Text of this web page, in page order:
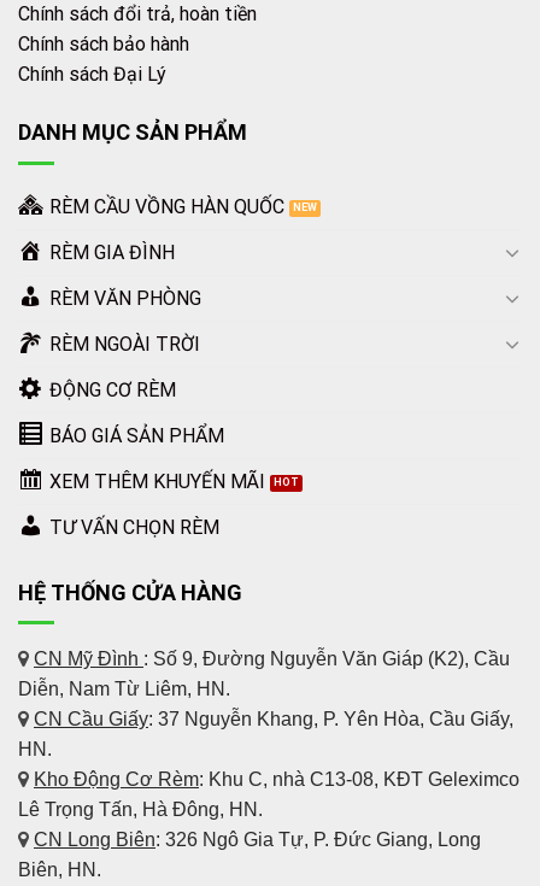
Chính sách đổi trả, hoàn tiền
Chính sách bảo hành
Chính sách Đại Lý
DANH MỤC SẢN PHẨM
RÈM CẦU VỒNG HÀN QUỐC
RÈM GIA ĐÌNH
RÈM VĂN PHÒNG
RÈM NGOÀI TRỜI
ĐỘNG CƠ RÈM
BÁO GIÁ SẢN PHẨM
XEM THÊM KHUYẾN MÃI
TƯ VẤN CHỌN RÈM
HỆ THỐNG CỬA HÀNG
CN Mỹ Đình : Số 9, Đường Nguyễn Văn Giáp (K2), Cầu
Diễn, Nam Từ Liêm, HN.
CN Cầu Giấy: 37 Nguyễn Khang, P. Yên Hòa, Cầu Giấy,
HN.
Kho Động Cơ Rèm: Khu C, nhà C13-08, KĐT Geleximco
Lê Trọng Tấn, Hà Đông, HN.
CN Long Biên: 326 Ngô Gia Tự, P. Đức Giang, Long
Biên, HN.